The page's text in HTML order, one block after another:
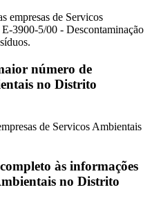
empresas de Servicos
3900-5/00 - Descontaminação
número de
no Distrito
de Servicos Ambientais
às informações
no Distrito